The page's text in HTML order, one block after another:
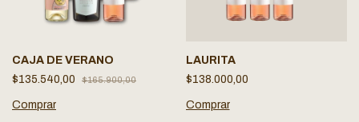
CAJA DE VERANO
$135.540,00
$165.900,00
LAURITA
$138.000,00